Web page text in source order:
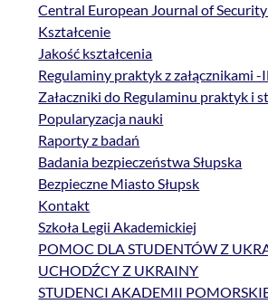
Central European Journal of
Kształcenie
Jakość kształcenia
Regulaminy praktyk z załącznikami -
Załaczniki do Regulaminu praktyk i
Popularyzacja nauki
Raporty z badań
Badania bezpieczeństwa Słupska
Bezpieczne Miasto Słupsk
Kontakt
Szkoła Legii Akademickiej
POMOC DLA STUDENTÓW Z
UCHODŹCY Z UKRAINY
STUDENCI AKADEMII